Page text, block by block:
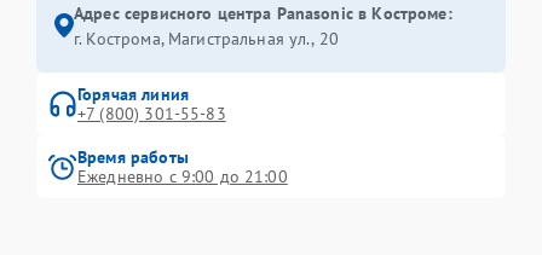
Адрес сервисного центра Panasonic в Костроме:
г. Кострома, Магистральная ул., 20
Горячая линия
+7 (800) 301-55-83
Время работы
Ежедневно с 9:00 до 21:00